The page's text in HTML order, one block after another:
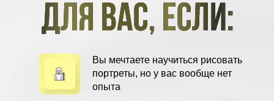
Вы мечтаете научиться рисовать
портреты, но у вас вообще нет
опыта